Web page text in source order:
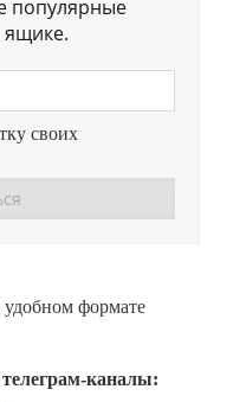
популярные
ящике.
своих
формате
каналы: